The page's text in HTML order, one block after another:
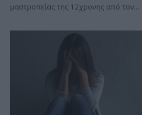
μαστροπείας της 12χρονης από τον…